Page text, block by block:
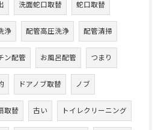
洗面蛇口取替 蛇口取替
浄 配管高圧洗浄 配管清掃
ン配管 お風呂配管 つまり
ドアノブ取替 ノブ
取替 古い トイレクリーニング